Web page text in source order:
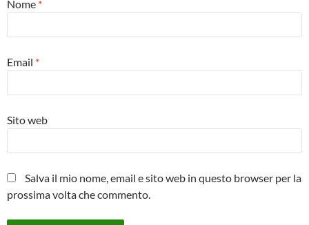
Nome *
Email *
Sito web
Salva il mio nome, email e sito web in questo browser per la
prossima volta che commento.